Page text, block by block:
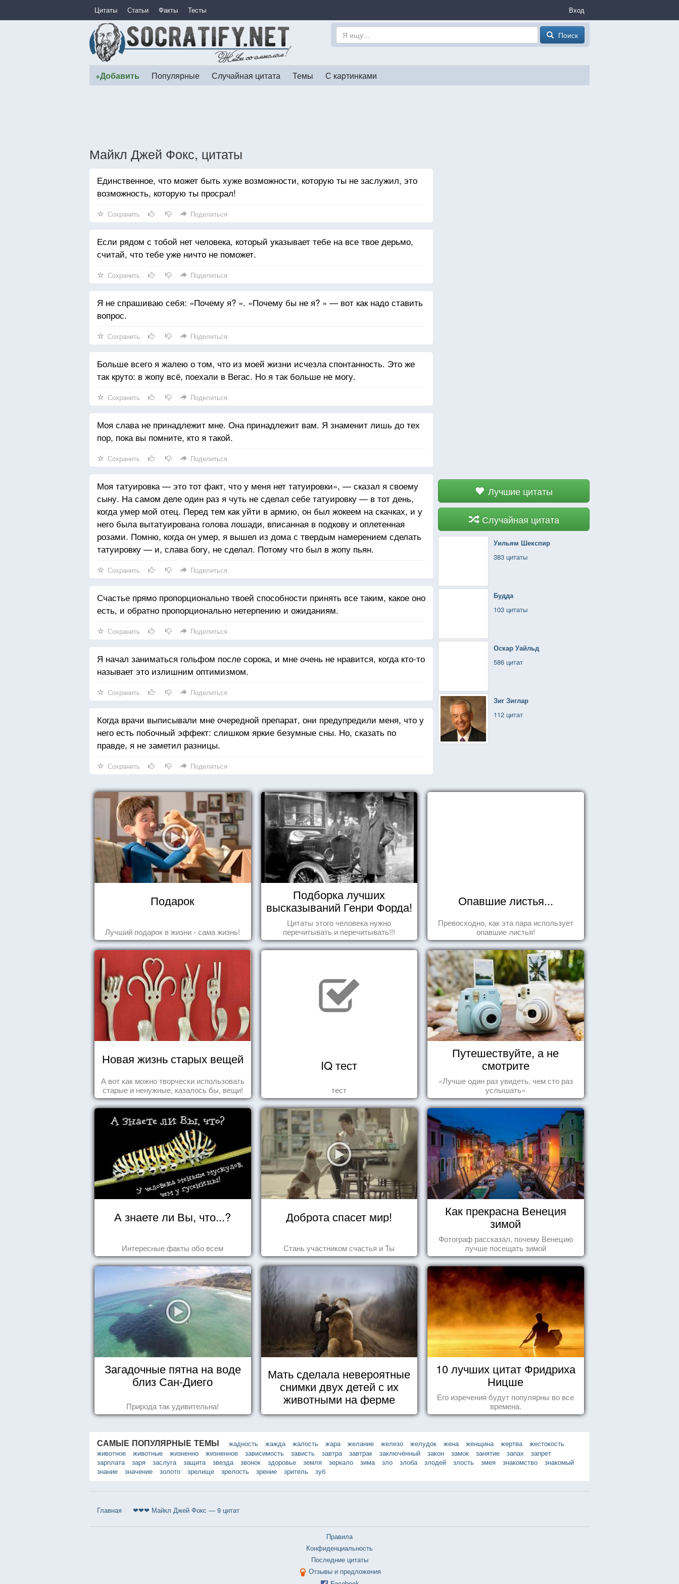
Цитаты Статьи Факты Тесты Вход
Поиск
+Добавить Популярные Случайная цитата Темы С картинками
Майкл Джей Фокс, цитаты
Лучшие цитаты
Случайная цитата
Уильям Шекспир
383 цитаты
Будда
103 цитаты
Оскар Уайльд
586 цитат
Зиг Зиглар
112 цитат
Единственное, что может быть хуже возможности, которую ты не заслужил, это
возможность, которую ты просрал!
Сохранить Поделиться
Если рядом с тобой нет человека, который указывает тебе на все твое дерьмо,
считай, что тебе уже ничто не поможет.
Сохранить Поделиться
Я не спрашиваю себя: «Почему я? ». «Почему бы не я? » — вот как надо ставить
вопрос.
Сохранить Поделиться
Больше всего я жалею о том, что из моей жизни исчезла спонтанность. Это же
так круто: в жопу всё, поехали в Вегас. Но я так больше не могу.
Сохранить Поделиться
Моя слава не принадлежит мне. Она принадлежит вам. Я знаменит лишь до тех
пор, пока вы помните, кто я такой.
Сохранить Поделиться
Моя татуировка — это тот факт, что у меня нет татуировки», — сказал я своему
сыну. На самом деле один раз я чуть не сделал себе татуировку — в тот день,
когда умер мой отец. Перед тем как уйти в армию, он был жокеем на скачках, и у
него была вытатуирована голова лошади, вписанная в подкову и оплетенная
розами. Помню, когда он умер, я вышел из дома с твердым намерением сделать
татуировку — и, слава богу, не сделал. Потому что был в жопу пьян.
Сохранить Поделиться
Счастье прямо пропорционально твоей способности принять все таким, какое оно
есть, и обратно пропорционально нетерпению и ожиданиям.
Сохранить Поделиться
Я начал заниматься гольфом после сорока, и мне очень не нравится, когда кто-то
называет это излишним оптимизмом.
Сохранить Поделиться
Когда врачи выписывали мне очередной препарат, они предупредили меня, что у
него есть побочный эффект: слишком яркие безумные сны. Но, сказать по
правде, я не заметил разницы.
Сохранить Поделиться
Подарок
Лучший подарок в жизни - сама жизнь!
Подборка лучших
высказываний Генри Форда!
Цитаты этого человека нужно
перечитывать и перечитывать!!!
Опавшие листья...
Превосходно, как эта пара использует
опавшие листья!
Новая жизнь старых вещей
А вот как можно творчески использовать
старые и ненужные, казалось бы, вещи!
IQ тест
тест
Путешествуйте, а не
смотрите
«Лучше один раз увидеть, чем сто раз
услышать»
А знаете ли Вы, что...?
Интересные факты обо всем
Доброта спасет мир!
Стань участником счастья и Ты
Как прекрасна Венеция
зимой
Фотограф рассказал, почему Венецию
лучше посещать зимой
Загадочные пятна на воде
близ Сан-Диего
Природа так удивительна!
Мать сделала невероятные
снимки двух детей с их
животными на ферме
10 лучших цитат Фридриха
Ницше
Его изречения будут популярны во все
времена.
САМЫЕ ПОПУЛЯРНЫЕ ТЕМЫ жадность жажда жалость жара желание железо желудок жена женщина жертва
жестокость
животное
животные жизненно жизненное зависимость зависть завтра завтрак заключённый закон замок занятие запах
запрет
зарплата
заря заслуга защита звезда звонок здоровье земля зеркало зима зло злоба злодей злость змея знакомство
знакомый
знание
значение золото зрелище зрелость зрение зритель зуб
Главная ❤❤❤ Майкл Джей Фокс — 9 цитат
Правила
Конфиденциальность
Последние цитаты
Отзывы и предложения